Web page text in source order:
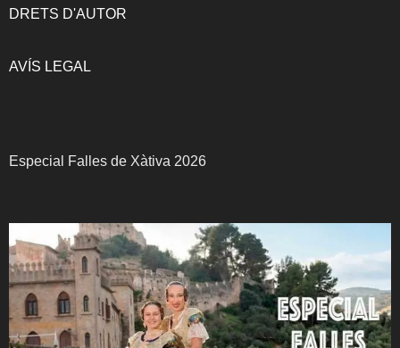
DRETS D'AUTOR
AVÍS LEGAL
Especial Falles de Xàtiva 2026